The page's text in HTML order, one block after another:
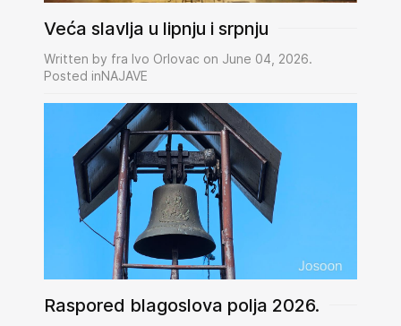
Veća slavlja u lipnju i srpnju
Written by fra Ivo Orlovac on June 04, 2026.
Posted inNAJAVE
Raspored blagoslova polja 2026.